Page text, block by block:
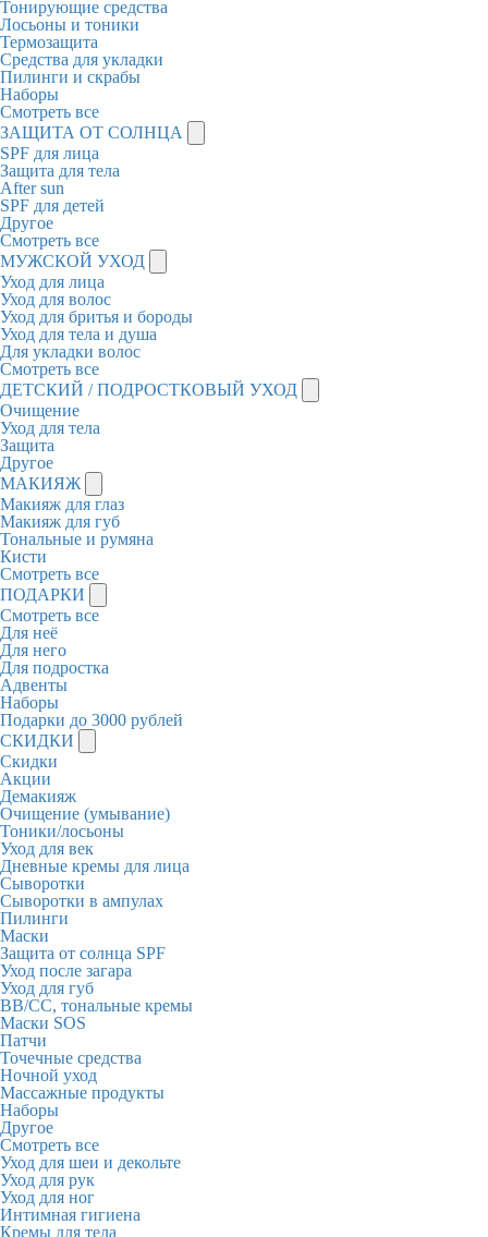
Тонирующие средства
Лосьоны и тоники
Термозащита
Средства для укладки
Пилинги и скрабы
Наборы
Смотреть все
ЗАЩИТА ОТ СОЛНЦА
SPF для лица
Защита для тела
After sun
SPF для детей
Другое
Смотреть все
МУЖСКОЙ УХОД
Уход для лица
Уход для волос
Уход для бритья и бороды
Уход для тела и душа
Для укладки волос
Смотреть все
ДЕТСКИЙ / ПОДРОСТКОВЫЙ УХОД
Очищение
Уход для тела
Защита
Другое
МАКИЯЖ
Макияж для глаз
Макияж для губ
Тональные и румяна
Кисти
Смотреть все
ПОДАРКИ
Смотреть все
Для неё
Для него
Для подростка
Адвенты
Наборы
Подарки до 3000 рублей
СКИДКИ
Скидки
Акции
Демакияж
Очищение (умывание)
Тоники/лосьоны
Уход для век
Дневные кремы для лица
Сыворотки
Сыворотки в ампулах
Пилинги
Маски
Защита от солнца SPF
Уход после загара
Уход для губ
BB/CC, тональные кремы
Маски SOS
Патчи
Точечные средства
Ночной уход
Массажные продукты
Наборы
Другое
Смотреть все
Уход для шеи и декольте
Уход для рук
Уход для ног
Интимная гигиена
Кремы для тела